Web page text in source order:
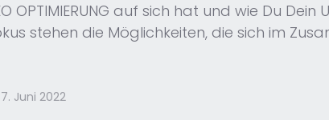
OPTIMIERUNG auf sich hat und wie Du
stehen die Möglichkeiten, die sich im
7. Juni 2022